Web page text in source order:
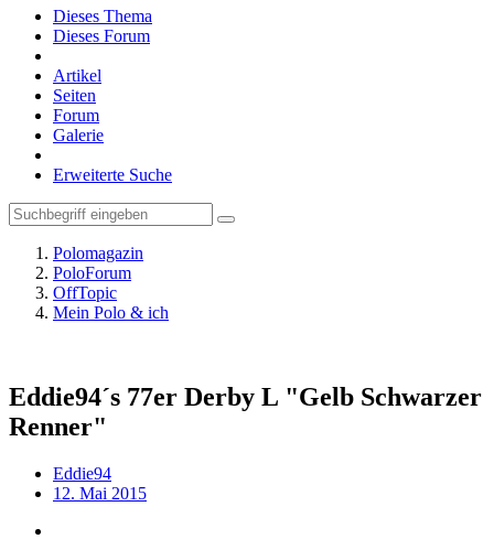
Dieses Thema
Dieses Forum
Artikel
Seiten
Forum
Galerie
Erweiterte Suche
Polomagazin
PoloForum
OffTopic
Mein Polo & ich
Eddie94´s 77er Derby L "Gelb Schwarzer
Renner"
Eddie94
12. Mai 2015